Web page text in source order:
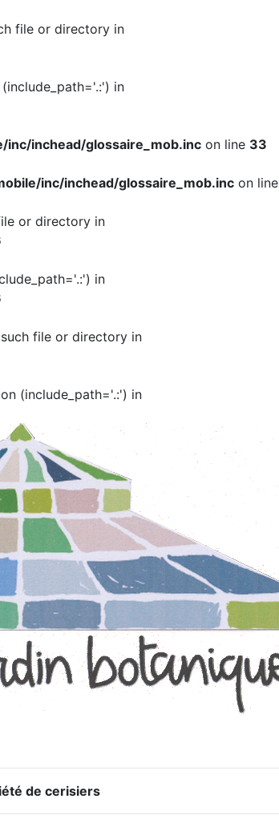
file or directory in
in
inchead/glossaire_mob.inc on line 33
inc/inchead/glossaire_mob.inc on line
or directory in
in
file or directory in
(include_path='.:') in
de cerisiers